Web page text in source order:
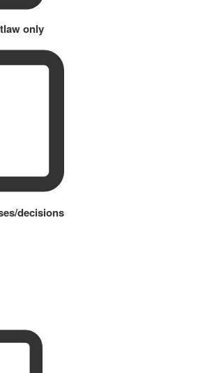
only
decisions